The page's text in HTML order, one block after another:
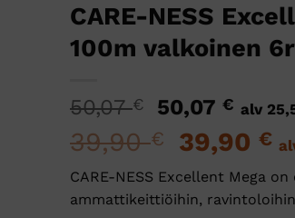
CARE-NESS
100m valkoinen
50,07€
hinta
oli:
50,07 €.
50,07€
hinta
on:
alv
39,90€
hinta
oli:
39,90 €.
39,90 €
CARE-NESS Excellent Mega
ammattikeittiöihin,